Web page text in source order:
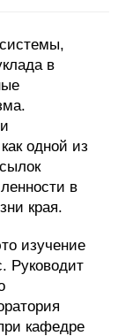
в
одной из
в
края.
изучение
Руководит
кафедре